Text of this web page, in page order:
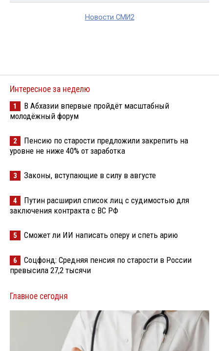
Новости СМИ2
Интересное за неделю
1
В Абхазии впервые пройдёт масштабный
молодёжный форум
2
Пенсию по старости предложили закрепить на
уровне не ниже 40% от заработка
3 Законы, вступающие в силу в августе
4
Путин расширил список лиц с судимостью для
заключения контракта с ВС РФ
5 Сможет ли ИИ написать оперу и спеть арию
6
Соцфонд: Средняя пенсия по старости в России
превысила 27,2 тысячи
Главное сегодня